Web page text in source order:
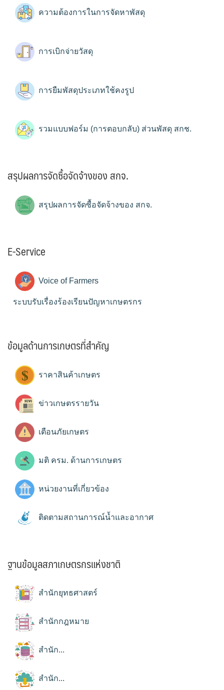
ความต้องการในการจัดหาพัสดุ
การเบิกจ่ายวัสดุ
การยืมพัสดุประเภทใช้คงรูป
รวมแบบฟอร์ม (การตอบกลับ) ส่วนพัสดุ สกช.
สรุปผลการจัดซื้อจัดจ้างของ สกจ.
สรุปผลการจัดซื้อจัดจ้างของ สกจ.
E-Service
Voice of Farmers
ระบบรับเรื่องร้องเรียนปัญหาเกษตรกร
ข้อมูลด้านการเกษตรที่สำคัญ
ราคาสินค้าเกษตร
ข่าวเกษตรรายวัน
เตือนภัยเกษตร
มติ ครม. ด้านการเกษตร
หน่วยงานที่เกี่ยวข้อง
ติดตามสถานการณ์น้ำและอากาศ
ฐานข้อมูลสภาเกษตรกรแห่งชาติ
สำนักยุทธศาสตร์
สำนักกฎหมาย
สำนัก...
สำนัก...